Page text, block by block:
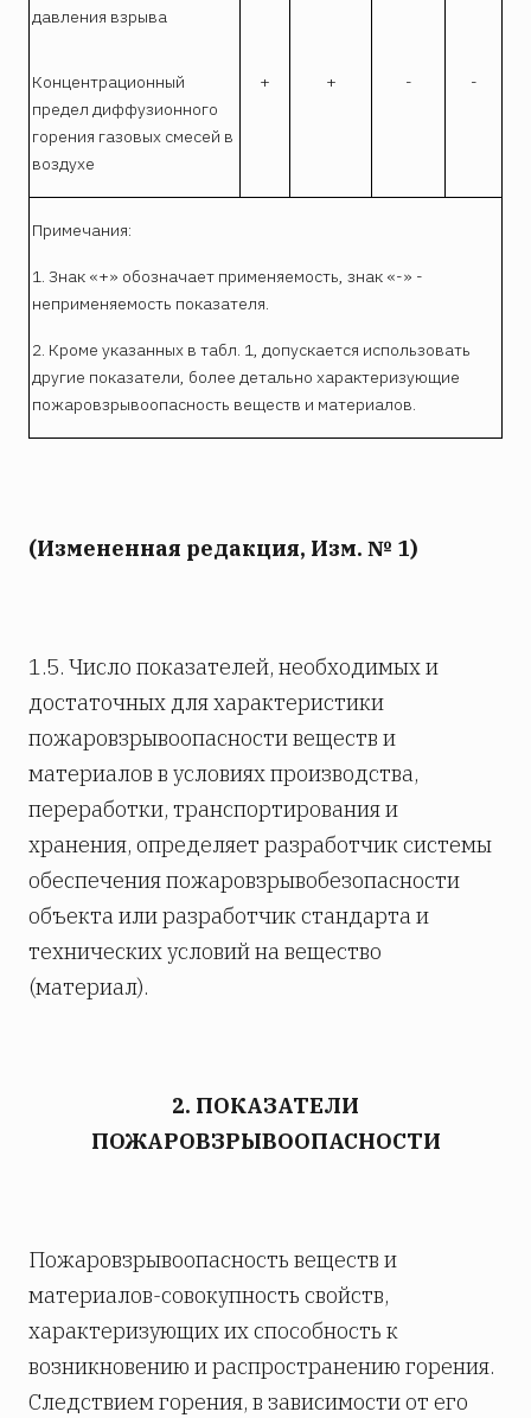
давления взрыва
Концентрационный
предел диффузионного
горения газовых смесей в
воздухе
+ + - -
Примечания:
1. Знак «+» обозначает применяемость, знак «-» -
неприменяемость показателя.
2. Кроме указанных в табл. 1, допускается использовать
другие показатели, более детально характеризующие
пожаровзрывоопасность веществ и материалов.
(Измененная редакция, Изм. № 1)
1.5. Число показателей, необходимых и
достаточных для характеристики
пожаровзрывоопасности веществ и
материалов в условиях производства,
переработки, транспортирования и
хранения, определяет разработчик системы
обеспечения пожаровзрывобезопасности
объекта или разработчик стандарта и
технических условий на вещество
(материал).
2. ПОКАЗАТЕЛИ
ПОЖАРОВЗРЫВООПАСНОСТИ
Пожаровзрывоопасность веществ и
материалов-совокупность свойств,
характеризующих их способность к
возникновению и распространению горения.
Следствием горения, в зависимости от его